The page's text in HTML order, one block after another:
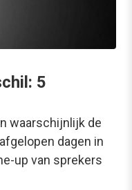
5
waarschijnlijk de
dagen in
up van sprekers